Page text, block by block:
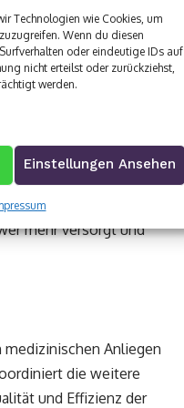
Technologien wie Cookies, um
Wenn du diesen
oder eindeutige IDs auf
nicht erteilst oder zurückziehst,
werden.
Einstellungen Ansehen
unseren Praxen
nehmen mehr als11
sind esmehr als eine
geht“, so Rettstadt.
zu den
mehr versorgt und
medizinischen Anliegen
die weitere
und Effizienz der